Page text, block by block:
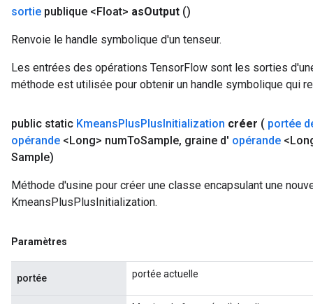
sortie publique <Float> asOutput ()
Renvoie le handle symbolique d'un tenseur.
Les entrées des opérations TensorFlow sont les sorties
méthode est utilisée pour obtenir un handle symbolique qui
public static KmeansPlusPlusInitialization créer ( portée
opérande <Long> numToSample, graine d' opérande
Sample)
Méthode d'usine pour créer une classe encapsulant une
KmeansPlusPlusInitialization.
Paramètres
portée portée actuelle